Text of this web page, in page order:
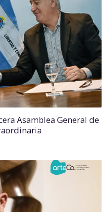
Asamblea General de